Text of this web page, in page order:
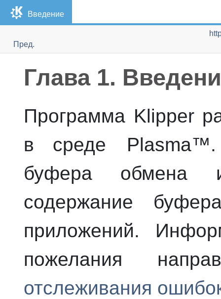
Введение
Пред.
Глава 1.
Программа Klipper
в среде
Plasma™.
буфера обмена
содержание
приложений.
пожелания
отслеживания